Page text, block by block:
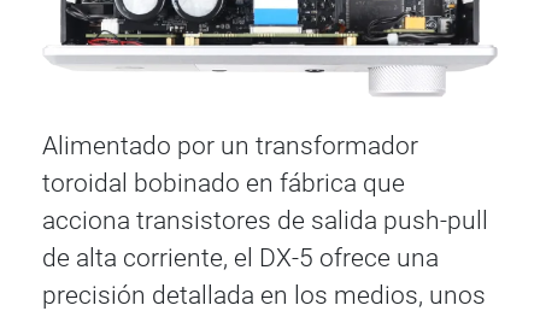
Alimentado por un transformador
toroidal bobinado en fábrica que
acciona transistores de salida push-pull
de alta corriente, el DX-5 ofrece una
precisión detallada en los medios, unos